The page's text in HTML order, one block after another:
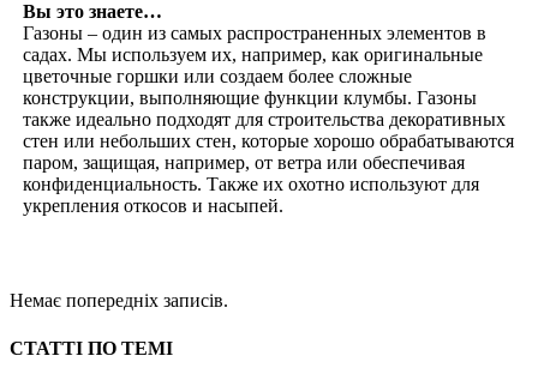
Вы это знаете…
Газоны – один из самых распространенных элементов в
садах. Мы используем их, например, как оригинальные
цветочные горшки или создаем более сложные
конструкции, выполняющие функции клумбы. Газоны
также идеально подходят для строительства декоративных
стен или небольших стен, которые хорошо обрабатываются
паром, защищая, например, от ветра или обеспечивая
конфиденциальность. Также их охотно используют для
укрепления откосов и насыпей.
Немає попередніх записів.
СТАТТІ ПО ТЕМІ